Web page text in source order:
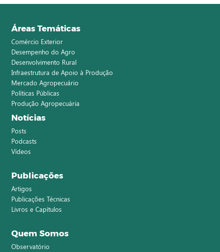
Áreas Temáticas
Comércio Exterior
Desempenho do Agro
Desenvolvimento Rural
Infraestrutura de Apoio à Produção
Mercado Agropecuário
Políticas Públicas
Produção Agropecuária
Notícias
Posts
Podcasts
Vídeos
Publicações
Artigos
Publicações Técnicas
Livros e Capítulos
Quem Somos
Observatório